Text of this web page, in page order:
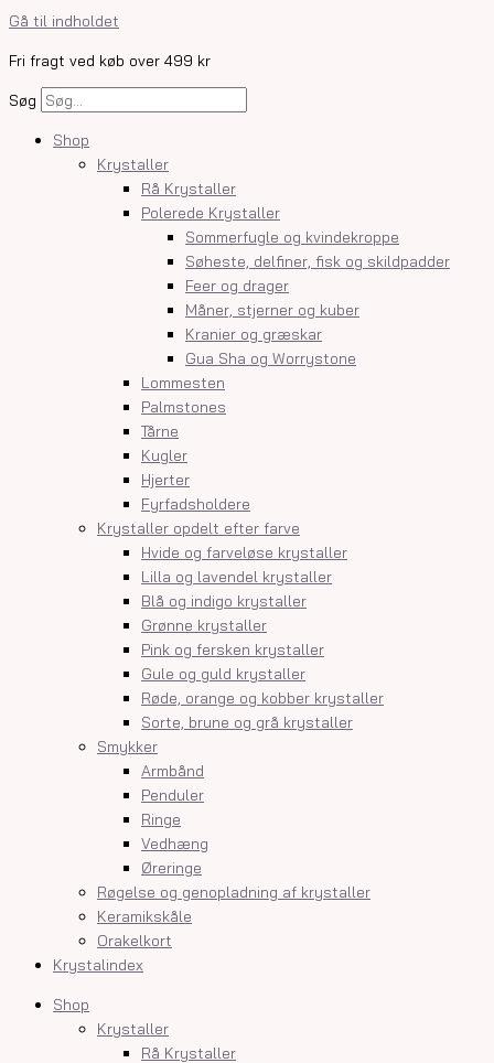
Gå til indholdet
Fri fragt ved køb over 499 kr
Søg
Shop
Krystaller
Rå Krystaller
Polerede Krystaller
Sommerfugle og kvindekroppe
Søheste, delfiner, fisk og skildpadder
Feer og drager
Måner, stjerner og kuber
Kranier og græskar
Gua Sha og Worrystone
Lommesten
Palmstones
Tårne
Kugler
Hjerter
Fyrfadsholdere
Krystaller opdelt efter farve
Hvide og farveløse krystaller
Lilla og lavendel krystaller
Blå og indigo krystaller
Grønne krystaller
Pink og fersken krystaller
Gule og guld krystaller
Røde, orange og kobber krystaller
Sorte, brune og grå krystaller
Smykker
Armbånd
Penduler
Ringe
Vedhæng
Øreringe
Røgelse og genopladning af krystaller
Keramikskåle
Orakelkort
Krystalindex
Shop
Krystaller
Rå Krystaller